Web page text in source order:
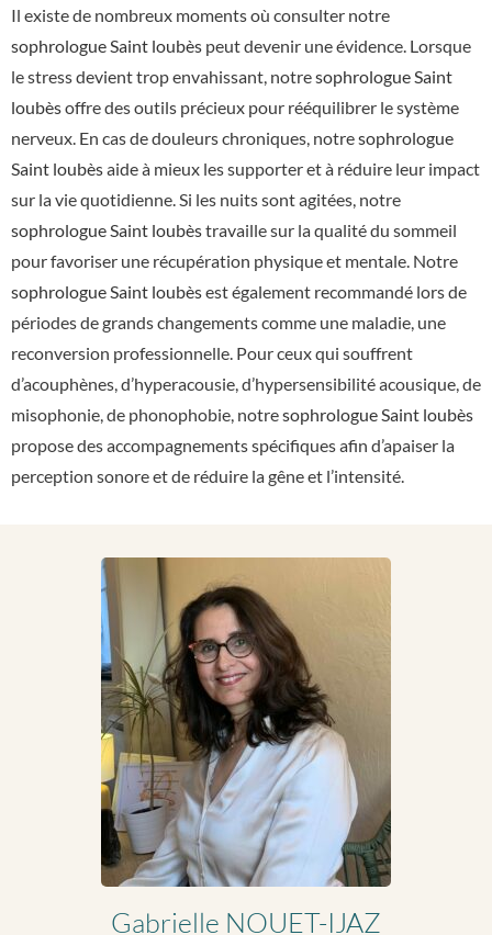
Il existe de nombreux moments où consulter notre
sophrologue Saint loubès peut devenir une évidence. Lorsque
le stress devient trop envahissant, notresophrologue Saint
loubèsoffre des outils précieux pour rééquilibrer le système
nerveux. En cas de douleurs chroniques, notresophrologue
Saint loubèsaide à mieux les supporter et à réduire leur impact
sur la vie quotidienne. Si les nuits sont agitées, notre
sophrologue Saint loubèstravaille sur la qualité du sommeil
pour favoriser une récupération physique et mentale. Notre
sophrologue Saint loubèsest également recommandé lors de
périodes de grands changements comme une maladie, une
reconversion professionnelle. Pour ceux qui souffrent
d’acouphènes, d’hyperacousie, d’hypersensibilité acousique, de
misophonie, de phonophobie, notresophrologue Saint loubès
propose des accompagnements spécifiques afin d’apaiser la
perception sonore et de réduire la gêne et l’intensité.
Gabrielle NOUET-IJAZ